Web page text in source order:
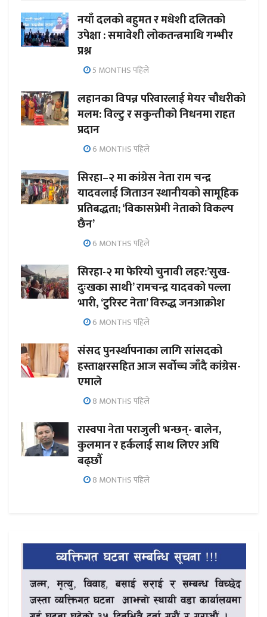
नयाँ दलको बहुमत र मधेशी दलितको
उपेक्षा : समावेशी लोकतन्त्रमाथि गम्भीर
प्रश्न
5 MONTHS पहिले
लहानका विपन्न परिवारलाई मेयर चौधरीको
मलम: विल्टु र सकुन्तीको निधनमा राहत
प्रदान
6 MONTHS पहिले
सिरहा–२ मा कांग्रेस नेता राम चन्द्र
यादवलाई जिताउन स्थानीयको सामूहिक
प्रतिबद्धता; ‘विकासप्रेमी नेताको विकल्प
छैन’
6 MONTHS पहिले
सिरहा-२ मा फेरियो चुनावी लहर:’सुख-
दुःखका साथी’ रामचन्द्र यादवको पल्ला
भारी, ‘टुरिस्ट नेता’ विरुद्ध जनआक्रोश
6 MONTHS पहिले
संसद पुनर्स्थापनाका लागि सांसदको
हस्ताक्षरसहित आज सर्वोच्च जाँदै कांग्रेस-
एमाले
8 MONTHS पहिले
रास्वपा नेता पराजुली भन्छन्- बालेन,
कुलमान र हर्कलाई साथ लिएर अघि
बढ्छौँ
8 MONTHS पहिले